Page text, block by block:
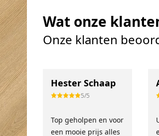
Wat onze
Onze klanten
Hester Schaap
5/5
Top geholpen en voor
een mooie prijs alles